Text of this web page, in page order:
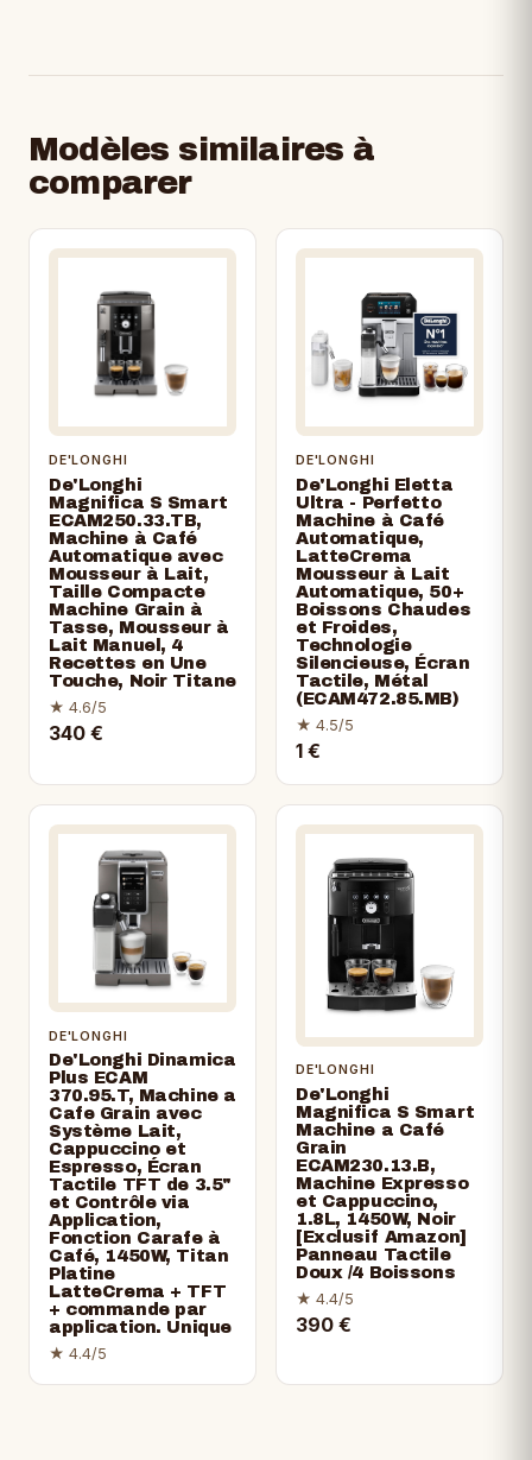
Modèles similaires à
comparer
DE'LONGHI
De'Longhi
Magnifica S Smart
ECAM250.​33.​TB,
Machine à Café
Automatique avec
Mousseur à Lait,
Taille Compacte
Machine Grain à
Tasse, Mousseur à
Lait Manuel, 4
Recettes en Une
Touche, Noir Titane
★ 4.6/5
340 €
DE'LONGHI
De'Longhi Eletta
Ultra - Perfetto
Machine à Café
Automatique,
LatteCrema
Mousseur à Lait
Automatique, 50+
Boissons Chaudes
et Froides,
Technologie
Silencieuse, Écran
Tactile, Métal
(ECAM472.85.MB)
★ 4.5/5
1 €
DE'LONGHI
De'Longhi Dinamica
Plus ECAM
370.95.T, Machine a
Cafe Grain avec
Système Lait,
Cappuccino et
Espresso, Écran
Tactile TFT de 3.5"
et Contrôle via
Application,
Fonction Carafe à
Café, 1450W, Titan
Platine
LatteCrema + TFT
+ commande par
application. Unique
★ 4.4/5
DE'LONGHI
De'Longhi
Magnifica S Smart
Machine a Café
Grain
ECAM230.13.B,
Machine Expresso
et Cappuccino,
1.8L, 1450W, Noir
[Exclusif Amazon]
Panneau Tactile
Doux /4 Boissons
★ 4.4/5
390 €